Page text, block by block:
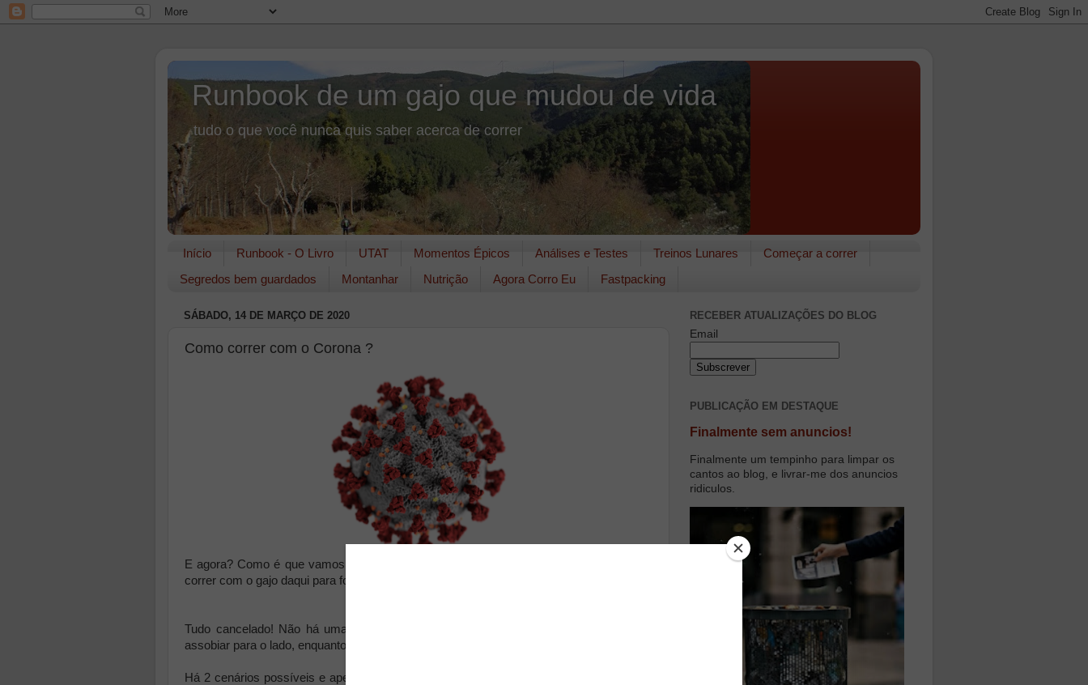
Runbook de um gajo que mudou de vida
tudo o que você nunca quis saber acerca de correr
Início Runbook - O Livro UTAT Momentos Épicos Análises e Testes Treinos Lunares
Começar a correr
Segredos bem guardados
Montanhar Nutrição Agora Corro Eu Fastpacking
SÁBADO, 14 DE MARÇO DE 2020
Como correr com o Corona ?
E agora? Como é que vamos correr com este gajo? Literalmente! Correr com o gajo e
correr com o gajo daqui para fora, também! Aqui ficam algumas ideias...
Tudo cancelado! Não há uma única prova no horizonte e as que há estão apenas a
assobiar para o lado, enquanto podem claro. Quanto tempo vai durar? Ninguém sabe.
Há 2 cenários possíveis e apenas 2. Curto e grosso, ou longo e fino. Vamos ver o que
RECEBER ATUALIZAÇÕES DO BLOG
Email
PUBLICAÇÃO EM DESTAQUE
Finalmente sem anuncios!
Finalmente um tempinho para limpar os
cantos ao blog, e livrar-me dos anuncios
ridiculos.